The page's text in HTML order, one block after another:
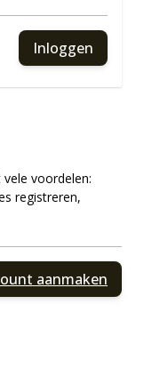
Inloggen
voordelen:
registreren,
aanmaken